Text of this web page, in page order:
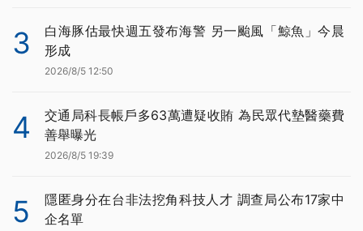
3
白海豚估最快週五發布海警 另一颱風「鯨魚」今晨
形成
2026/8/5 12:50
4
交通局科長帳戶多63萬遭疑收賄 為民眾代墊醫藥費
善舉曝光
2026/8/5 19:39
5
隱匿身分在台非法挖角科技人才 調查局公布17家中
企名單